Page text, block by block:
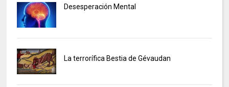
Desesperación Mental
La terrorífica Bestia de Gévaudan